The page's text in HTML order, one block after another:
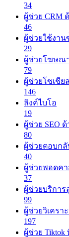
34
ผู้ช่วย CRM
46
ผู้ช่วยใช้งาน
29
ผู้ช่วยโฆษณ
79
ผู้ช่วยโซเชีย
146
ลิงค์ไบโอ
19
ผู้ช่วย SEO
80
ผู้ช่วยตอบก
40
ผู้ช่วยพอดค
37
ผู้ช่วยบริกา
99
ผู้ช่วยวิเคร
197
ผู้ช่วย Tiktok